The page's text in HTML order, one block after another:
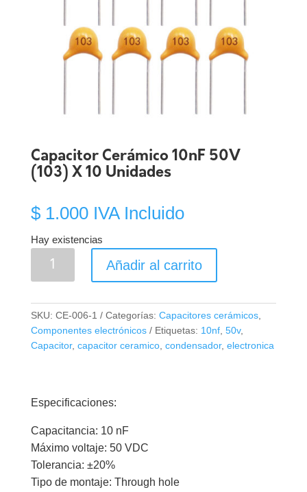
Capacitor Cerámico 10nF 50V
(103) X 10 Unidades
$1.000 IVA Incluido
Hay existencias
Capacitor
50V
(103)
X
Añadir al carrito
SKU: CE-006-1 Categorías: Capacitores cerámicos,
Componentes electrónicos
Etiquetas: 10nf, 50v,
Capacitor, capacitor ceramico, condensador, electronica
Especificaciones:
Capacitancia: 10 nF
Máximo voltaje: 50 VDC
Tolerancia: ±20%
Tipo de montaje: Through hole